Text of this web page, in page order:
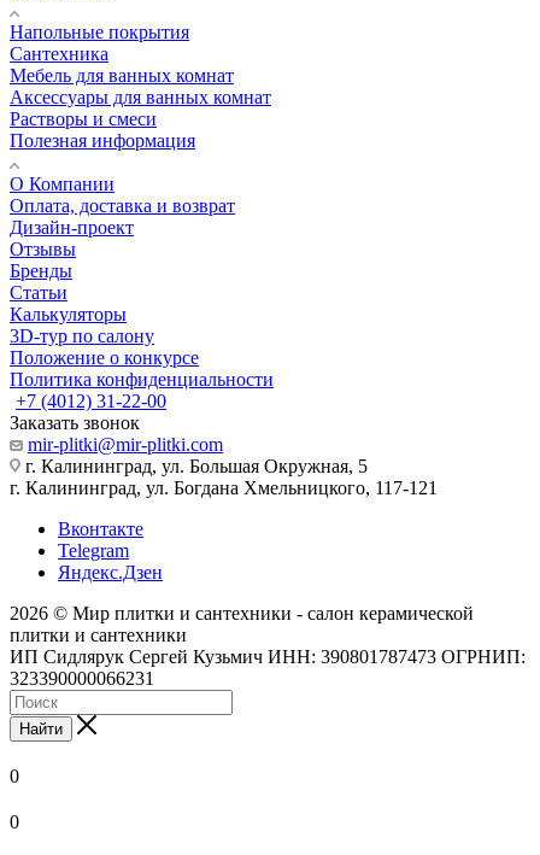
Напольные покрытия
Сантехника
Мебель для ванных комнат
Аксессуары для ванных комнат
Растворы и смеси
Полезная информация
О Компании
Оплата, доставка и возврат
Дизайн-проект
Отзывы
Бренды
Статьи
Калькуляторы
3D-тур по салону
Положение о конкурсе
Политика конфиденциальности
+7 (4012) 31-22-00
Заказать звонок
mir-plitki@mir-plitki.com
г. Калининград, ул. Большая Окружная, 5
г. Калининград, ул. Богдана Хмельницкого, 117-121
Вконтакте
Telegram
Яндекс.Дзен
2026 © Мир плитки и сантехники - салон керамической
плитки и сантехники
ИП Сидлярук Сергей Кузьмич ИНН: 390801787473 ОГРНИП:
323390000066231
Найти
0
0